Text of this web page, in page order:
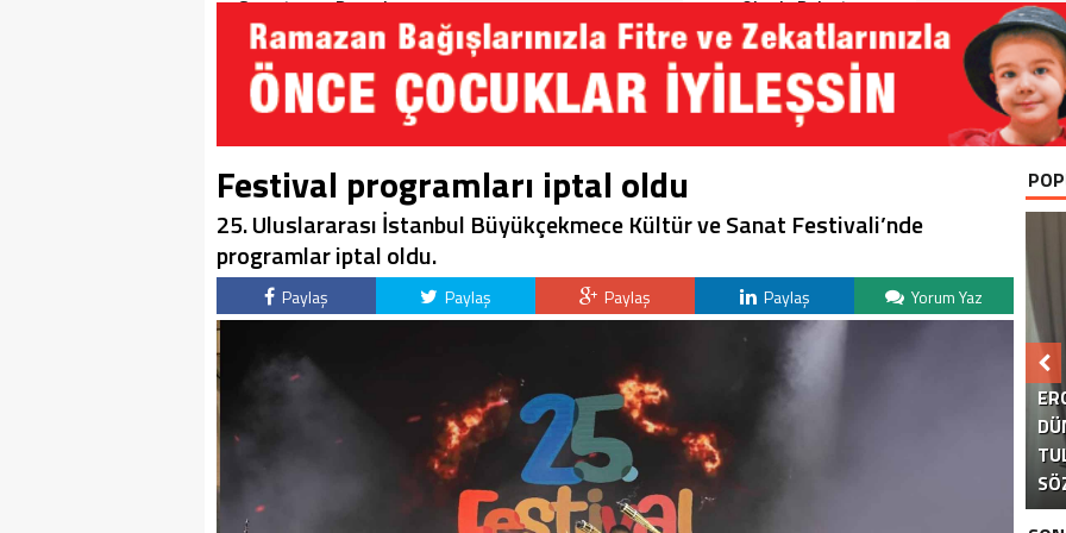
Soruşturma Dosyalarına
Yansıdı!
Okurla Buluştu
Festival programları iptal oldu
25. Uluslararası İstanbul Büyükçekmece Kültür ve Sanat Festivali’nde
programlar iptal oldu.
Paylaş Paylaş Paylaş Paylaş Yorum Yaz